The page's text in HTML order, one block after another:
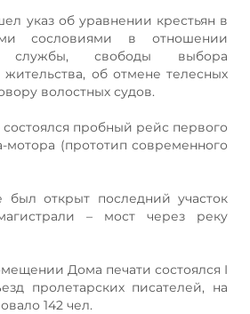
указ об уравнении крестьян в
сословиями в отношении
службы, свободы выбора
жительства, об отмене телесных
волостных судов.
состоялся пробный рейс первого
мотора (прототип современного
был открыт последний участок
– мост через реку
Дома печати состоялся I
пролетарских писателей, на
142 чел.